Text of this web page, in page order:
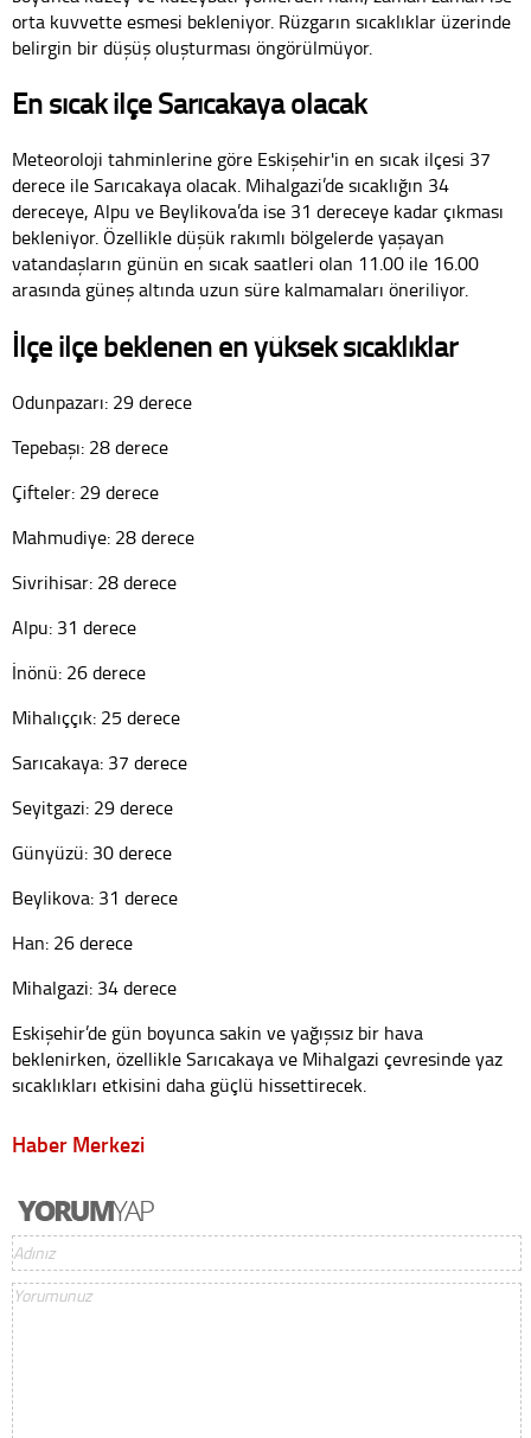
orta kuvvette esmesi bekleniyor. Rüzgarın sıcaklıklar üzerinde
belirgin bir düşüş oluşturması öngörülmüyor.
En sıcak ilçe Sarıcakaya olacak
Meteoroloji tahminlerine göre Eskişehir'in en sıcak ilçesi 37
derece ile Sarıcakaya olacak. Mihalgazi’de sıcaklığın 34
dereceye, Alpu ve Beylikova’da ise 31 dereceye kadar çıkması
bekleniyor. Özellikle düşük rakımlı bölgelerde yaşayan
vatandaşların günün en sıcak saatleri olan 11.00 ile 16.00
arasında güneş altında uzun süre kalmamaları öneriliyor.
İlçe ilçe beklenen en yüksek sıcaklıklar
Odunpazarı: 29 derece
Tepebaşı: 28 derece
Çifteler: 29 derece
Mahmudiye: 28 derece
Sivrihisar: 28 derece
Alpu: 31 derece
İnönü: 26 derece
Mihalıççık: 25 derece
Sarıcakaya: 37 derece
Seyitgazi: 29 derece
Günyüzü: 30 derece
Beylikova: 31 derece
Han: 26 derece
Mihalgazi: 34 derece
Eskişehir’de gün boyunca sakin ve yağışsız bir hava
beklenirken, özellikle Sarıcakaya ve Mihalgazi çevresinde yaz
sıcaklıkları etkisini daha güçlü hissettirecek.
Haber Merkezi